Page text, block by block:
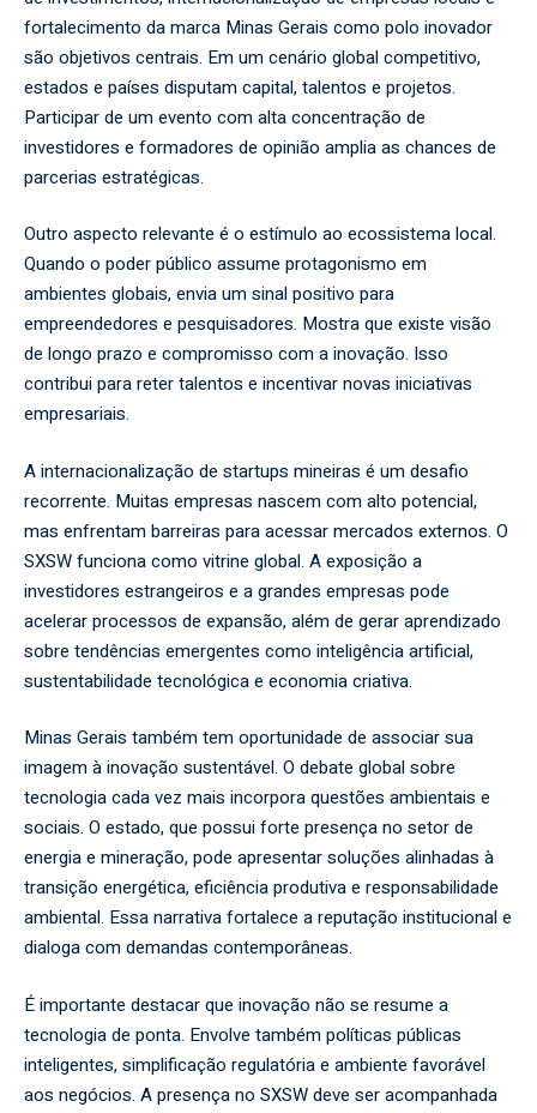
fortalecimento da marca Minas Gerais como polo inovador
são objetivos centrais. Em um cenário global competitivo,
estados e países disputam capital, talentos e projetos.
Participar de um evento com alta concentração de
investidores e formadores de opinião amplia as chances de
parcerias estratégicas.
Outro aspecto relevante é o estímulo ao ecossistema local.
Quando o poder público assume protagonismo em
ambientes globais, envia um sinal positivo para
empreendedores e pesquisadores. Mostra que existe visão
de longo prazo e compromisso com a inovação. Isso
contribui para reter talentos e incentivar novas iniciativas
empresariais.
A internacionalização de startups mineiras é um desafio
recorrente. Muitas empresas nascem com alto potencial,
mas enfrentam barreiras para acessar mercados externos. O
SXSW funciona como vitrine global. A exposição a
investidores estrangeiros e a grandes empresas pode
acelerar processos de expansão, além de gerar aprendizado
sobre tendências emergentes como inteligência artificial,
sustentabilidade tecnológica e economia criativa.
Minas Gerais também tem oportunidade de associar sua
imagem à inovação sustentável. O debate global sobre
tecnologia cada vez mais incorpora questões ambientais e
sociais. O estado, que possui forte presença no setor de
energia e mineração, pode apresentar soluções alinhadas à
transição energética, eficiência produtiva e responsabilidade
ambiental. Essa narrativa fortalece a reputação institucional e
dialoga com demandas contemporâneas.
É importante destacar que inovação não se resume a
tecnologia de ponta. Envolve também políticas públicas
inteligentes, simplificação regulatória e ambiente favorável
aos negócios. A presença no SXSW deve ser acompanhada